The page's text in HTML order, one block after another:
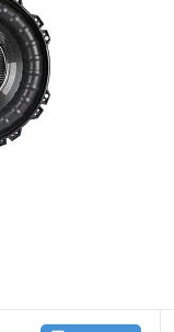
В избранное